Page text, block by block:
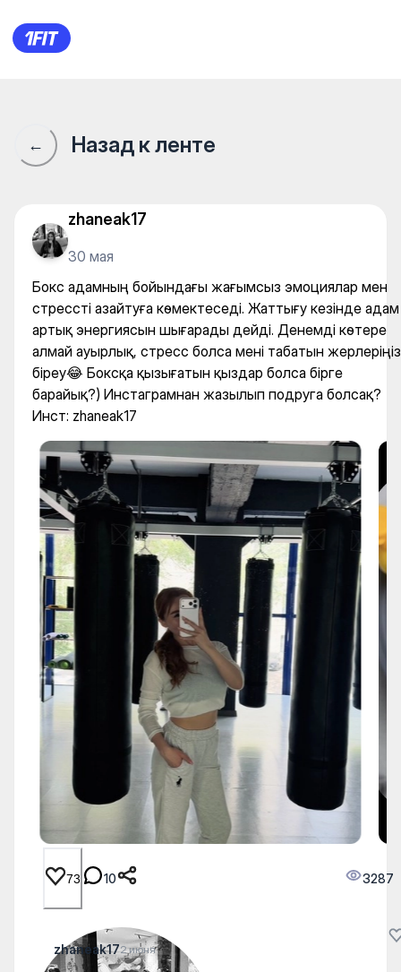
Бокс адамның бойындағы
← Назад к ленте
zhaneak17
30 мая
Бокс адамның бойындағы жағымсыз эмоциялар мен
стрессті азайтуға көмектеседі. Жаттығу кезінде адам
артық энергиясын шығарады дейді. Денемді көтере
алмай ауырлық, стресс болса мені табатын жерлеріңіз
біреу😂 Боксқа қызығатын қыздар болса бірге
барайық?) Инстаграмнан жазылып подруга болсақ?
Инст: zhaneak17
73 10 3287
zhaneak172 июня